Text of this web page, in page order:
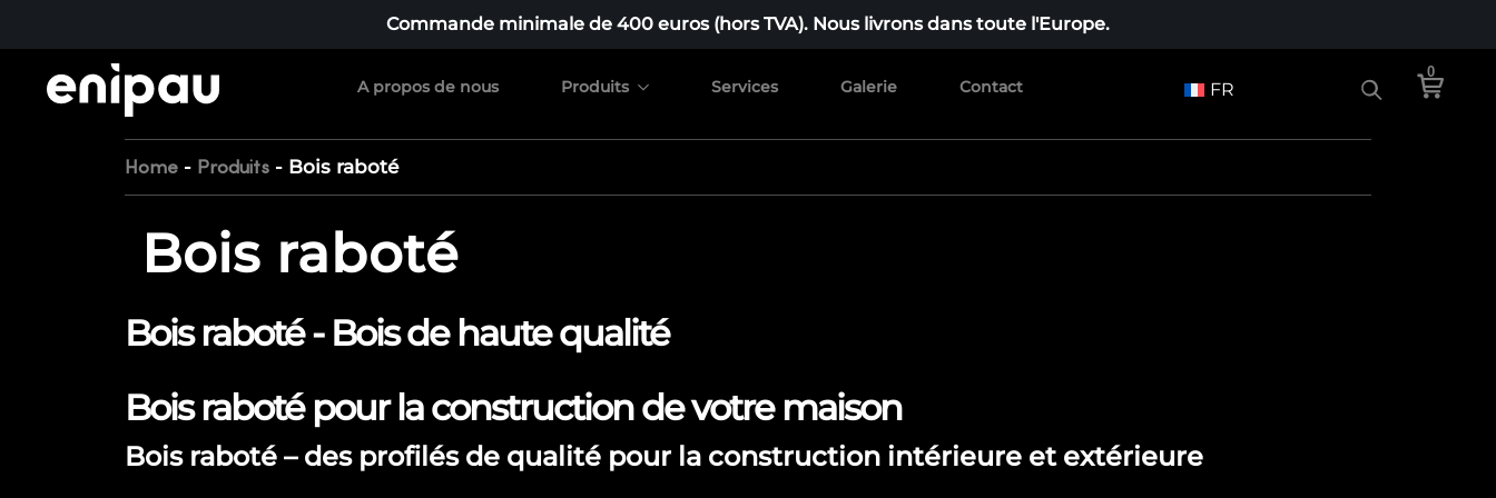
Commande minimale de 400 euros (hors TVA). Nous livrons dans toute l'Europe.
A propos de nous Produits Services Galerie Contact FR
0
Home - Produits - Bois raboté
Bois raboté
Bois raboté - Bois de haute qualité
Bois raboté pour la construction de votre maison
Bois raboté – des profilés de qualité pour la construction intérieure et extérieure